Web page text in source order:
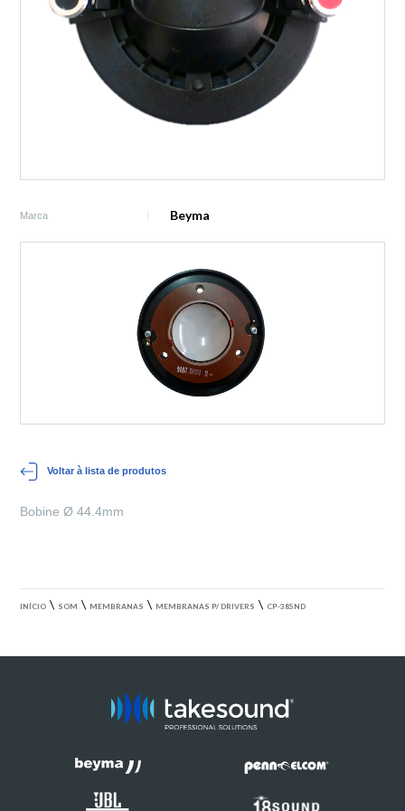
Marca Beyma
Voltar à lista de produtos
Bobine Ø 44.4mm
INÍCIO \ SOM \ MEMBRANAS \ MEMBRANAS P/ DRIVERS \ CP-385ND